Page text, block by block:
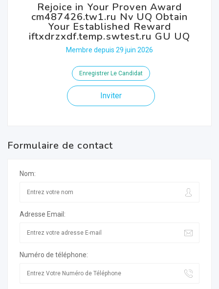
Rejoice in Your Proven Award
cm487426.tw1.ru Nv UQ Obtain
Your Established Reward
iftxdrzxdf.temp.swtest.ru GU UQ
Membre depuis 29 juin 2026
Enregistrer Le Candidat
Inviter
Formulaire de contact
Nom:
Adresse Email:
Numéro de téléphone: